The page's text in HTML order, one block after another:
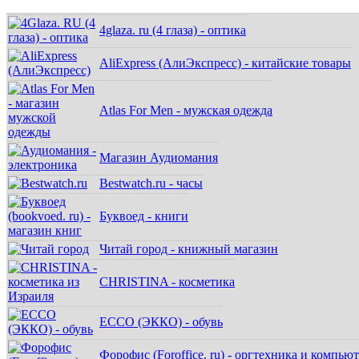
4glaza. ru (4 глаза) - оптика
AliExpress (АлиЭкспресс) - китайские товары
Atlas For Men - мужская одежда
Магазин Аудиомания
Bestwatch.ru - часы
Буквоед - книги
Читай город - книжный магазин
CHRISTINA - косметика
ECCO (ЭККО) - обувь
Форофис (Foroffice. ru) - оргтехника и